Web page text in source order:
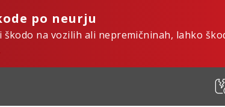
po neurju
škodo na vozilih ali nepremičninah, lahko